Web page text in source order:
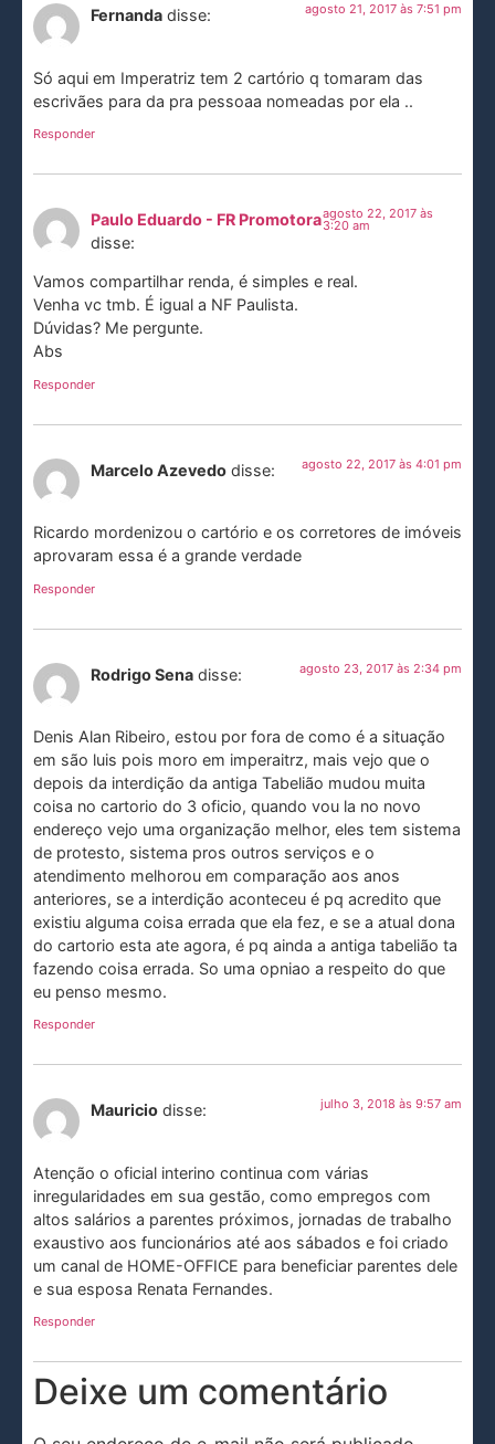
Fernanda disse: agosto 21, 2017 às 7:51 pm
Só aqui em Imperatriz tem 2 cartório q tomaram das
escrivães para da pra pessoaa nomeadas por ela ..
Responder
Paulo Eduardo - FR Promotora
disse:
agosto 22, 2017 às
3:20 am
Vamos compartilhar renda, é simples e real.
Venha vc tmb. É igual a NF Paulista.
Dúvidas? Me pergunte.
Abs
Responder
Marcelo Azevedo disse: agosto 22, 2017 às 4:01 pm
Ricardo mordenizou o cartório e os corretores de imóveis
aprovaram essa é a grande verdade
Responder
Rodrigo Sena disse: agosto 23, 2017 às 2:34 pm
Denis Alan Ribeiro, estou por fora de como é a situação
em são luis pois moro em imperaitrz, mais vejo que o
depois da interdição da antiga Tabelião mudou muita
coisa no cartorio do 3 oficio, quando vou la no novo
endereço vejo uma organização melhor, eles tem sistema
de protesto, sistema pros outros serviços e o
atendimento melhorou em comparação aos anos
anteriores, se a interdição aconteceu é pq acredito que
existiu alguma coisa errada que ela fez, e se a atual dona
do cartorio esta ate agora, é pq ainda a antiga tabelião ta
fazendo coisa errada. So uma opniao a respeito do que
eu penso mesmo.
Responder
Mauricio disse: julho 3, 2018 às 9:57 am
Atenção o oficial interino continua com várias
inregularidades em sua gestão, como empregos com
altos salários a parentes próximos, jornadas de trabalho
exaustivo aos funcionários até aos sábados e foi criado
um canal de HOME-OFFICE para beneficiar parentes dele
e sua esposa Renata Fernandes.
Responder
Deixe um comentário